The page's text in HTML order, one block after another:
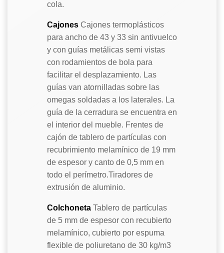
cola.
Cajones Cajones termoplásticos
para ancho de 43 y 33 sin antivuelco
y con guías metálicas semi vistas
con rodamientos de bola para
facilitar el desplazamiento. Las
guías van atornilladas sobre las
omegas soldadas a los laterales. La
guía de la cerradura se encuentra en
el interior del mueble. Frentes de
cajón de tablero de partículas con
recubrimiento melamínico de 19 mm
de espesor y canto de 0,5 mm en
todo el perímetro.Tiradores de
extrusión de aluminio.
Colchoneta Tablero de partículas
de 5 mm de espesor con recubierto
melamínico, cubierto por espuma
flexible de poliuretano de 30 kg/m3